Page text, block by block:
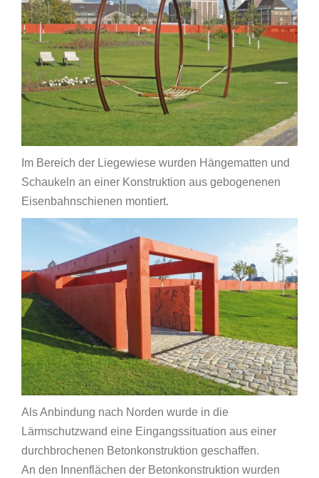
Im Bereich der Liegewiese wurden Hängematten und
Schaukeln an einer Konstruktion aus gebogenenen
Eisenbahnschienen montiert.
Als Anbindung nach Norden wurde in die
Lärmschutzwand eine Eingangssituation aus einer
durchbrochenen Betonkonstruktion geschaffen.
An den Innenflächen der Betonkonstruktion wurden